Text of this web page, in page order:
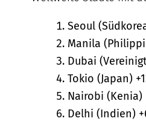
Seoul
Manila
Dubai
Tokio (Japan)
Nairobi (Kenia)
Delhi (Indien)